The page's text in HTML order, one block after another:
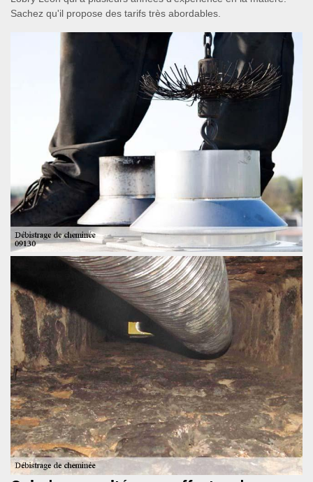
Sachez qu'il propose des tarifs très abordables.